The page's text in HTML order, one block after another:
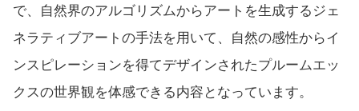
で、自然界のアルゴリズムからアートを生成するジェ
ネラティブアートの手法を用いて、自然の感性からイ
ンスピレーションを得てデザインされたプルームエッ
クスの世界観を体感できる内容となっています。